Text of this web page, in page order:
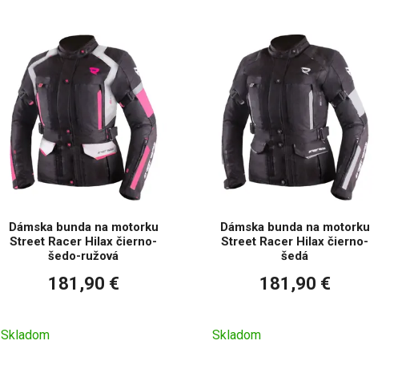
Dámska bunda na motorku
Street Racer Hilax čierno-
šedo-ružová
181,90 €
Skladom
Dámska bunda na motorku
Street Racer Hilax čierno-
šedá
181,90 €
Skladom